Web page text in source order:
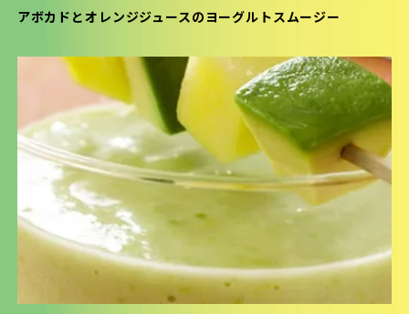
アボカドとオレンジジュースのヨーグルトスムージー